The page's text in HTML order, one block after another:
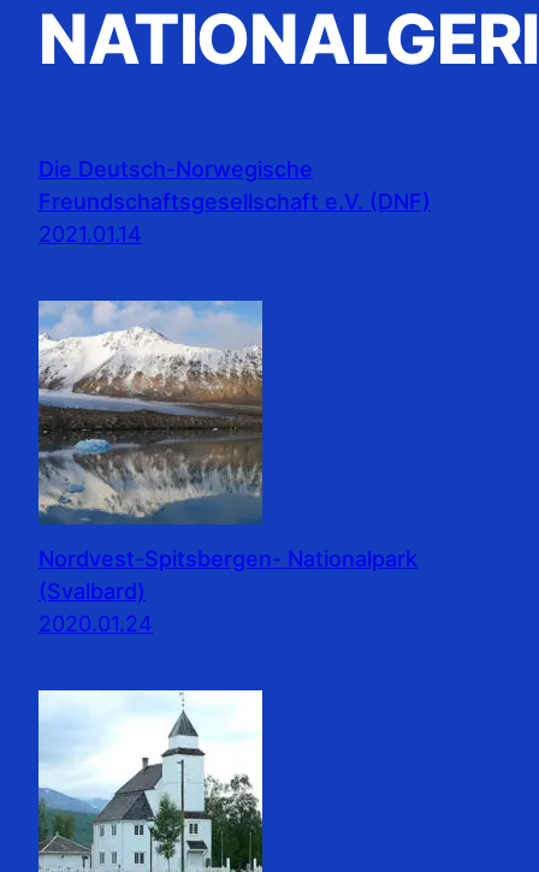
Die Deutsch-Norwegische
Freundschaftsgesellschaft e.V. (DNF)
2021.01.14
Nordvest-Spitsbergen- Nationalpark
(Svalbard)
2020.01.24